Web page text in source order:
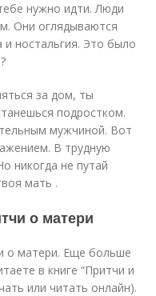
нужно идти. Люди
Они оглядываются
и ностальгия. Это было
за дом, ты
подростком.
мужчиной. Вот
В трудную
никогда не путай
мать .
о матери
о матери. Еще больше
в книге “Притчи и
или читать онлайн).